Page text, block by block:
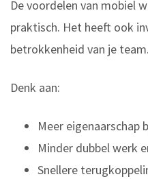
De voordelen van mobiel
praktisch. Het heeft ook
betrokkenheid van je team.
Denk aan:
Meer eigenaarschap
Minder dubbel werk
Snellere